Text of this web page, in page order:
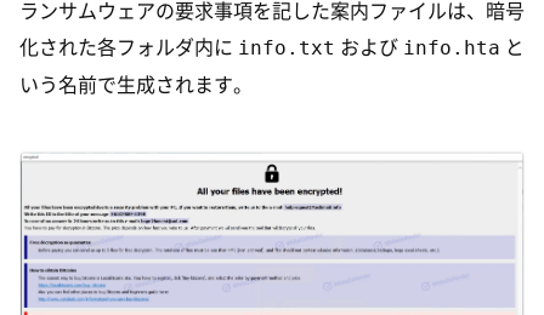
ランサムウェアの要求事項を記した案内ファイルは、暗号
化された各フォルダ内に info.txt および info.hta と
いう名前で生成されます。